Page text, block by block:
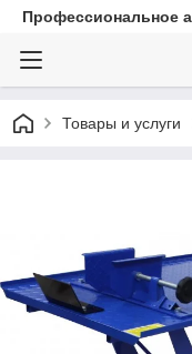
Профессиональное
Товары и услуги